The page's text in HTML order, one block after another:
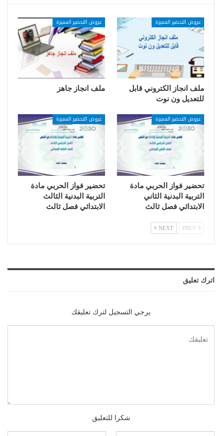
عروض التحضير المميزة
ملف انجاز الكتروني قابل
للتعديل ون نوت
عروض التحضير المميزة
ملف انجاز جاهز
عروض التحضير المميزة
تحضير فواز الحربي مادة
التربية البدنية الثاني
الابتدائي فصل ثالث
عروض التحضير المميزة
تحضير فواز الحربي مادة
التربية البدنية الثالث
الابتدائي فصل ثالث
NEXT
اترك تعليق
يرجي التسجيل لترك تعليقك
شكرا للتعليق